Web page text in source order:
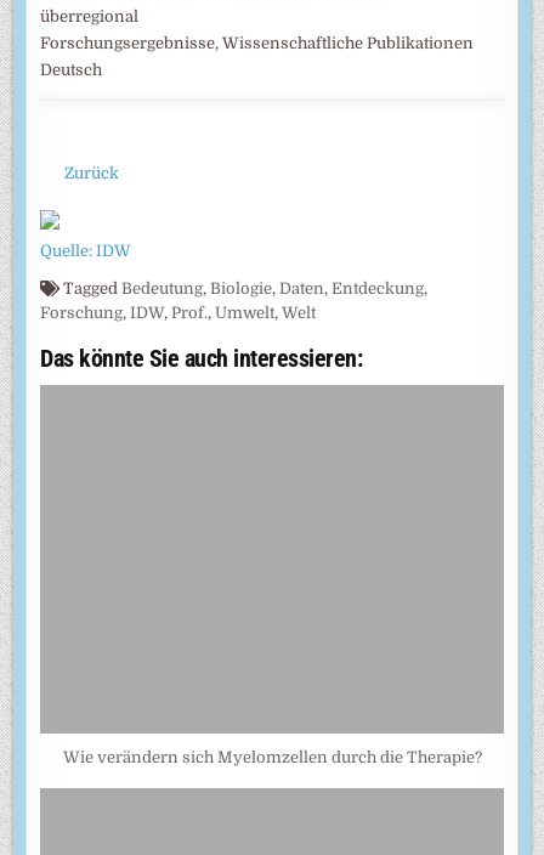
überregional
Forschungsergebnisse, Wissenschaftliche Publikationen
Deutsch
Zurück
Quelle: IDW
TaggedBedeutung,Biologie,Daten,Entdeckung,
Forschung,IDW,Prof.,Umwelt,Welt
Das könnte Sie auch interessieren:
Wie verändern sich Myelomzellen durch die Therapie?